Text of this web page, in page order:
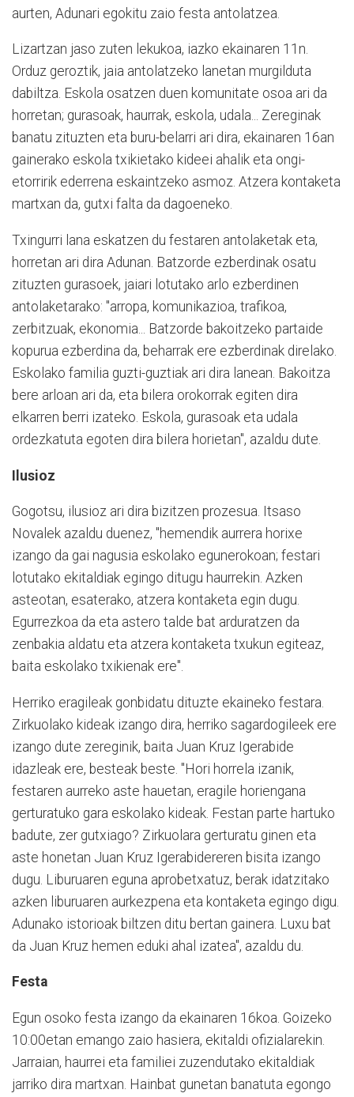
aurten, Adunari egokitu zaio festa antolatzea.
Lizartzan jaso zuten lekukoa, iazko ekainaren 11n.
Orduz geroztik, jaia antolatzeko lanetan murgilduta
dabiltza. Eskola osatzen duen komunitate osoa ari da
horretan; gurasoak, haurrak, eskola, udala... Zereginak
banatu zituzten eta buru-belarri ari dira, ekainaren 16an
gainerako eskola txikietako kideei ahalik eta ongi-
etorririk ederrena eskaintzeko asmoz. Atzera kontaketa
martxan da, gutxi falta da dagoeneko.
Txingurri lana eskatzen du festaren antolaketak eta,
horretan ari dira Adunan. Batzorde ezberdinak osatu
zituzten gurasoek, jaiari lotutako arlo ezberdinen
antolaketarako: "arropa, komunikazioa, trafikoa,
zerbitzuak, ekonomia... Batzorde bakoitzeko partaide
kopurua ezberdina da, beharrak ere ezberdinak direlako.
Eskolako familia guzti-guztiak ari dira lanean. Bakoitza
bere arloan ari da, eta bilera orokorrak egiten dira
elkarren berri izateko. Eskola, gurasoak eta udala
ordezkatuta egoten dira bilera horietan", azaldu dute.
Ilusioz
Gogotsu, ilusioz ari dira bizitzen prozesua. Itsaso
Novalek azaldu duenez, "hemendik aurrera horixe
izango da gai nagusia eskolako egunerokoan; festari
lotutako ekitaldiak egingo ditugu haurrekin. Azken
asteotan, esaterako, atzera kontaketa egin dugu.
Egurrezkoa da eta astero talde bat arduratzen da
zenbakia aldatu eta atzera kontaketa txukun egiteaz,
baita eskolako txikienak ere".
Herriko eragileak gonbidatu dituzte ekaineko festara.
Zirkuolako kideak izango dira, herriko sagardogileek ere
izango dute zereginik, baita Juan Kruz Igerabide
idazleak ere, besteak beste. "Hori horrela izanik,
festaren aurreko aste hauetan, eragile horiengana
gerturatuko gara eskolako kideak. Festan parte hartuko
badute, zer gutxiago? Zirkuolara gerturatu ginen eta
aste honetan Juan Kruz Igerabidereren bisita izango
dugu. Liburuaren eguna aprobetxatuz, berak idatzitako
azken liburuaren aurkezpena eta kontaketa egingo digu.
Adunako istorioak biltzen ditu bertan gainera. Luxu bat
da Juan Kruz hemen eduki ahal izatea", azaldu du.
Festa
Egun osoko festa izango da ekainaren 16koa. Goizeko
10:00etan emango zaio hasiera, ekitaldi ofizialarekin.
Jarraian, haurrei eta familiei zuzendutako ekitaldiak
jarriko dira martxan. Hainbat gunetan banatuta egongo